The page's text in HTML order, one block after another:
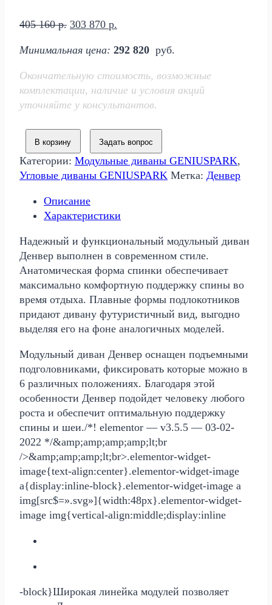
405 160р. Первоначальная
составляла
160 р..
303 870 р.
303
Минимальная цена: 292 820 руб.
Окончательную стоимость, возможные
комплектации, наличие и условия акций
уточняйте у консультантов.
В корзину Задать вопрос
Категории: Модульные диваны GENIUSPARK,
Угловые диваны GENIUSPARK Метка: Денвер
Описание
Характеристики
Надежный и функциональный модульный диван
Денвер выполнен в современном стиле.
Анатомическая форма спинки обеспечивает
максимально комфортную поддержку спины во
время отдыха. Плавные формы подлокотников
придают дивану футуристичный вид, выгодно
выделяя его на фоне аналогичных моделей.
Модульный диван Денвер оснащен подъемными
подголовниками, фиксировать которые можно в
6 различных положениях. Благодаря этой
особенности Денвер подойдет человеку любого
роста и обеспечит оптимальную поддержку
спины и шеи./*! elementor — v3.5.5 — 03-02-
2022 */&amp;amp;amp;amp;lt;br
/>&amp;amp;amp;lt;br>.elementor-widget-
image{text-align:center}.elementor-widget-image
a{display:inline-block}.elementor-widget-image a
img[src$=».svg»]{width:48px}.elementor-widget-
image img{vertical-align:middle;display:inline
-block}Широкая линейка модулей позволяет